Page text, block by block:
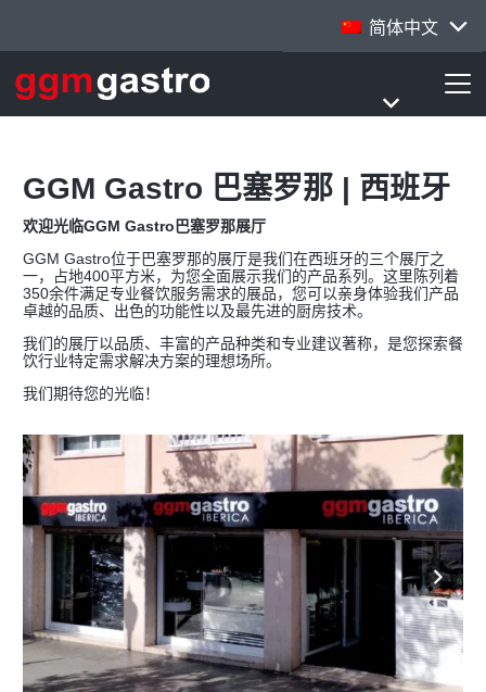
简体中文
GGM Gastro 巴塞罗那 | 西班牙
欢迎光临GGM Gastro巴塞罗那展厅
GGM Gastro位于巴塞罗那的展厅是我们在西班牙的三个展厅之
一，占地400平方米，为您全面展示我们的产品系列。这里陈列着
350余件满足专业餐饮服务需求的展品，您可以亲身体验我们产品
卓越的品质、出色的功能性以及最先进的厨房技术。
我们的展厅以品质、丰富的产品种类和专业建议著称，是您探索餐
饮行业特定需求解决方案的理想场所。
我们期待您的光临！